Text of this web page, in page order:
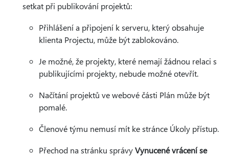
setkat při publikování projektů:
Přihlášení a připojení k serveru, který obsahuje
klienta Projectu, může být zablokováno.
Je možné, že projekty, které nemají žádnou relaci s
publikujícími projekty, nebude možné otevřít.
Načítání projektů ve webové části Plán může být
pomalé.
Členové týmu nemusí mít ke stránce Úkoly přístup.
Přechod na stránku správyVynucené vrácení se